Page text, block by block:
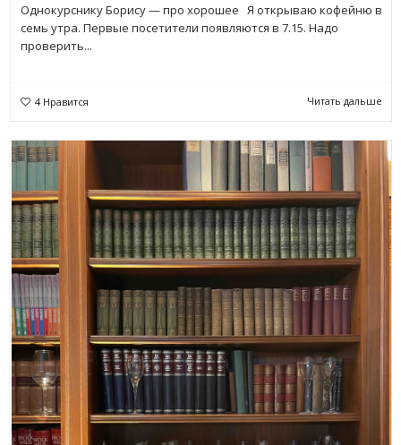
Однокурснику Борису — про хорошее Я открываю кофейню в
семь утра. Первые посетители появляются в 7.15. Надо
проверить...
4 Нравится Читать дальше